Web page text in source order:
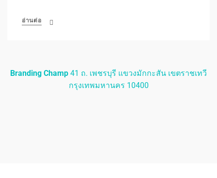
อ่านต่อ
Branding Champ 41 ถ. เพชรบุรี แขวงมักกะสัน เขตราชเทวี
กรุงเทพมหานคร 10400